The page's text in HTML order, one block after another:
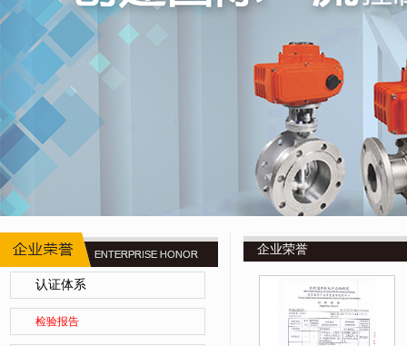
认证体系
检验报告
企业荣誉